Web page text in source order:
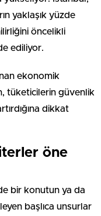
yaklaşık yüzde
öncelikli
ediliyor.
ekonomik
tüketicilerin güvenlik
dikkat
öne
bir konutun ya da
başlıca unsurlar